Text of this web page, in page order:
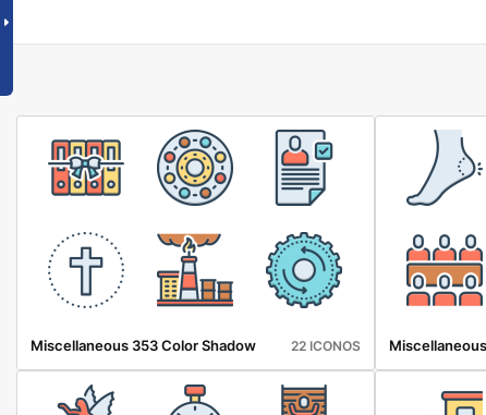
Miscellaneous 353 Color Shadow 22 ICONOS